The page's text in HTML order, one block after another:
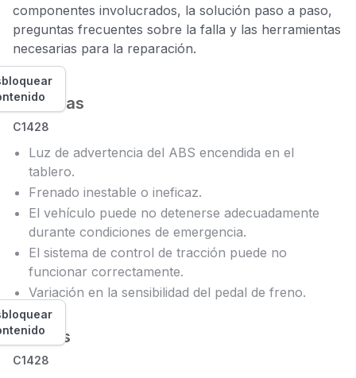
componentes involucrados, la solución paso a paso,
preguntas frecuentes sobre la falla y las herramientas
necesarias para la reparación.
Síntomas
C1428
Luz de advertencia del ABS encendida en el
tablero.
Frenado inestable o ineficaz.
El vehículo puede no detenerse adecuadamente
durante condiciones de emergencia.
El sistema de control de tracción puede no
funcionar correctamente.
Variación en la sensibilidad del pedal de freno.
Causas
C1428